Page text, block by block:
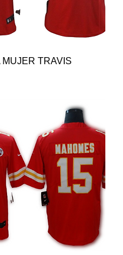
MUJER TRAVIS